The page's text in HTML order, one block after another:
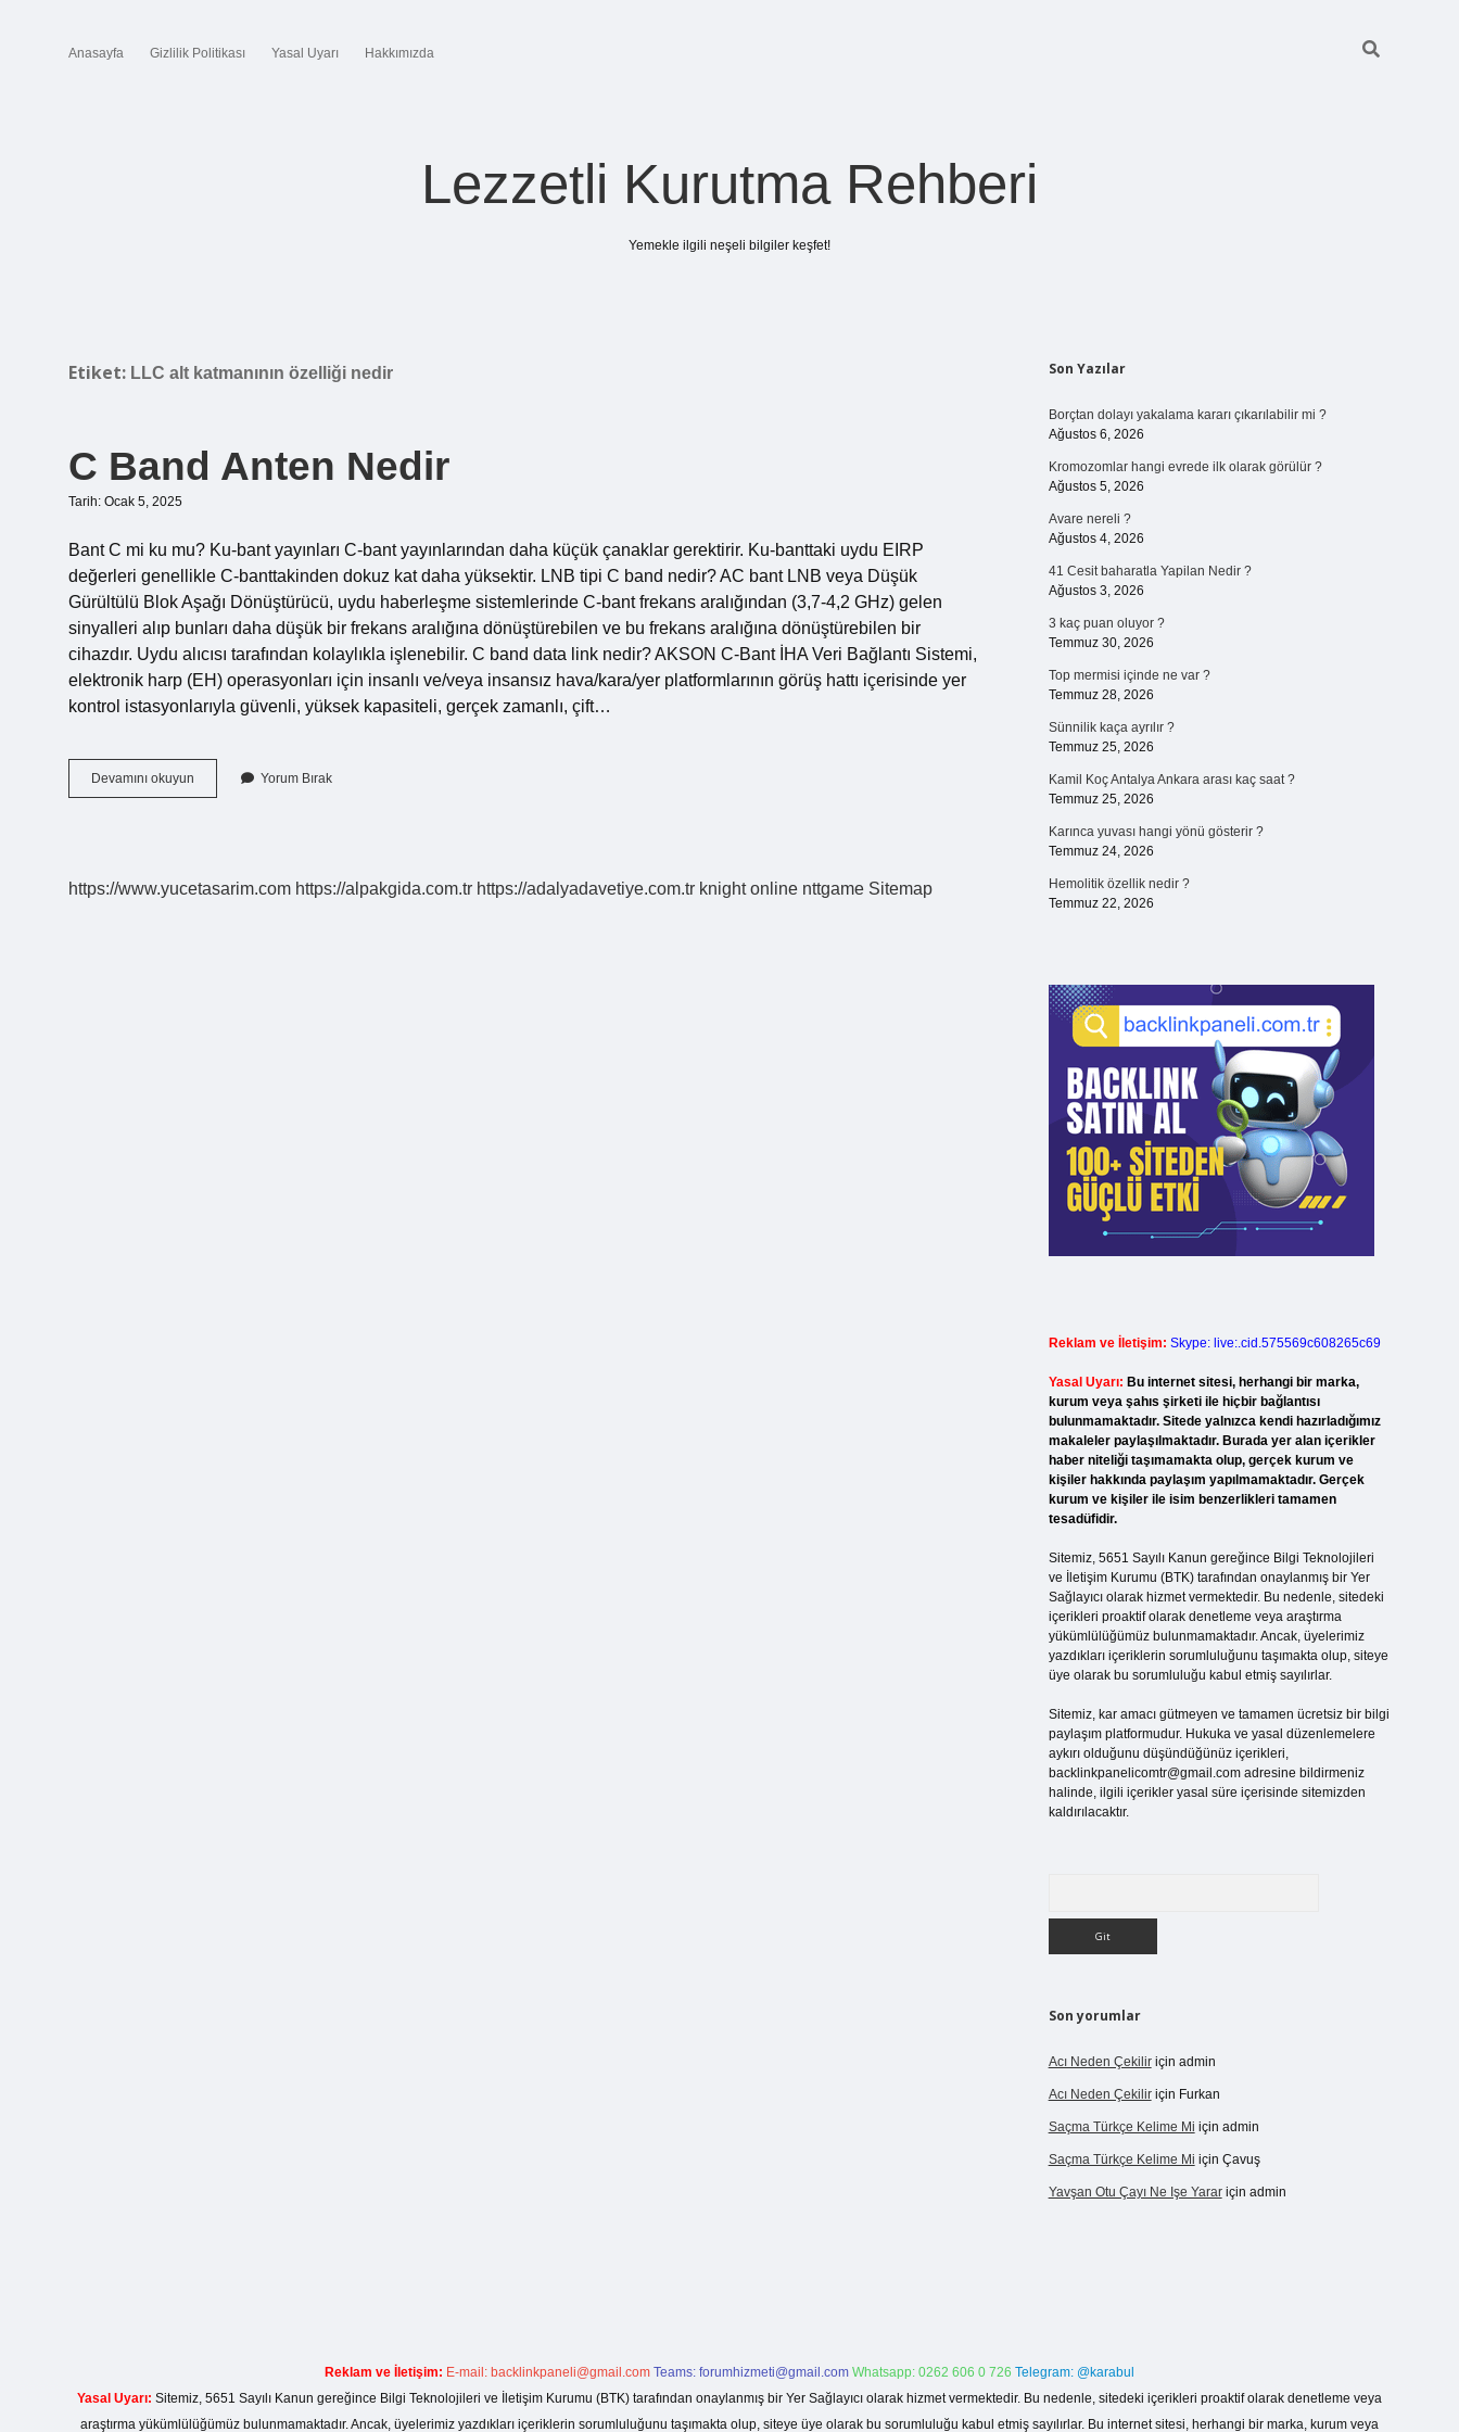
Anasayfa Gizlilik Politikası Yasal Uyarı Hakkımızda
Lezzetli Kurutma Rehberi
Yemekle ilgili neşeli bilgiler keşfet!
Etiket: LLC alt katmanının özelliği nedir
C Band Anten Nedir
Tarih: Ocak 5, 2025
Bant C mi ku mu? Ku-bant yayınları C-bant yayınlarından daha küçük çanaklar gerektirir. Ku-banttaki uydu EIRP
değerleri genellikle C-banttakinden dokuz kat daha yüksektir. LNB tipi C band nedir? AC bant LNB veya Düşük
Gürültülü Blok Aşağı Dönüştürücü, uydu haberleşme sistemlerinde C-bant frekans aralığından (3,7-4,2 GHz) gelen
sinyalleri alıp bunları daha düşük bir frekans aralığına dönüştürebilen ve bu frekans aralığına dönüştürebilen bir
cihazdır. Uydu alıcısı tarafından kolaylıkla işlenebilir. C band data link nedir? AKSON C-Bant İHA Veri Bağlantı Sistemi,
elektronik harp (EH) operasyonları için insanlı ve/veya insansız hava/kara/yer platformlarının görüş hattı içerisinde yer
kontrol istasyonlarıyla güvenli, yüksek kapasiteli, gerçek zamanlı, çift…
Devamını okuyun
Band
Yorum Bırak
https://www.yucetasarim.com https://alpakgida.com.tr https://adalyadavetiye.com.tr knight online nttgame Sitemap
Sidebar
Son Yazılar
Borçtan dolayı yakalama kararı çıkarılabilir mi ?
Ağustos 6, 2026
Kromozomlar hangi evrede ilk olarak görülür ?
Ağustos 5, 2026
Avare nereli ?
Ağustos 4, 2026
41 Cesit baharatla Yapilan Nedir ?
Ağustos 3, 2026
3 kaç puan oluyor ?
Temmuz 30, 2026
Top mermisi içinde ne var ?
Temmuz 28, 2026
Sünnilik kaça ayrılır ?
Temmuz 25, 2026
Kamil Koç Antalya Ankara arası kaç saat ?
Temmuz 25, 2026
Karınca yuvası hangi yönü gösterir ?
Temmuz 24, 2026
Hemolitik özellik nedir ?
Temmuz 22, 2026
Reklam ve İletişim: Skype: live:.cid.575569c608265c69
Yasal Uyarı: Bu internet sitesi, herhangi bir marka,
kurum veya şahıs şirketi ile hiçbir bağlantısı
bulunmamaktadır. Sitede yalnızca kendi hazırladığımız
makaleler paylaşılmaktadır. Burada yer alan içerikler
haber niteliği taşımamakta olup, gerçek kurum ve
kişiler hakkında paylaşım yapılmamaktadır. Gerçek
kurum ve kişiler ile isim benzerlikleri tamamen
tesadüfidir.
Sitemiz, 5651 Sayılı Kanun gereğince Bilgi Teknolojileri
ve İletişim Kurumu (BTK) tarafından onaylanmış bir Yer
Sağlayıcı olarak hizmet vermektedir. Bu nedenle, sitedeki
içerikleri proaktif olarak denetleme veya araştırma
yükümlülüğümüz bulunmamaktadır. Ancak, üyelerimiz
yazdıkları içeriklerin sorumluluğunu taşımakta olup, siteye
üye olarak bu sorumluluğu kabul etmiş sayılırlar.
Sitemiz, kar amacı gütmeyen ve tamamen ücretsiz bir bilgi
paylaşım platformudur. Hukuka ve yasal düzenlemelere
aykırı olduğunu düşündüğünüz içerikleri,
backlinkpanelicomtr@gmail.comadresine bildirmeniz
halinde, ilgili içerikler yasal süre içerisinde sitemizden
kaldırılacaktır.
Son yorumlar
Acı Neden Çekiliriçin admin
Acı Neden Çekiliriçin Furkan
Saçma Türkçe Kelime Mi için admin
Saçma Türkçe Kelime Mi için Çavuş
Yavşan Otu Çayı Ne Işe Yarariçin admin
Reklam ve İletişim: E-mail: backlinkpaneli@gmail.com Teams: forumhizmeti@gmail.com Whatsapp: 0262 606 0 726 Telegram: @karabul
Yasal Uyarı: Sitemiz, 5651 Sayılı Kanun gereğince Bilgi Teknolojileri ve İletişim Kurumu (BTK) tarafından onaylanmış bir Yer Sağlayıcı olarak hizmet vermektedir. Bu nedenle, sitedeki içerikleri proaktif olarak denetleme veya
araştırma yükümlülüğümüz bulunmamaktadır. Ancak, üyelerimiz yazdıkları içeriklerin sorumluluğunu taşımakta olup, siteye üye olarak bu sorumluluğu kabul etmiş sayılırlar. Bu internet sitesi, herhangi bir marka, kurum veya